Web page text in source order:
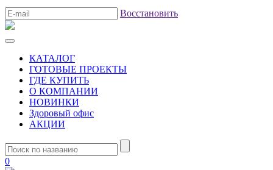
Восстановить
КАТАЛОГ
ГОТОВЫЕ ПРОЕКТЫ
ГДЕ КУПИТЬ
О КОМПАНИИ
НОВИНКИ
Здоровый офис
АКЦИИ
0